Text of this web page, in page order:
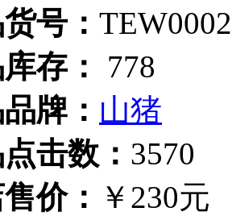
号：
存：
778
牌： 山猪
击数： 3570
价： ￥230元